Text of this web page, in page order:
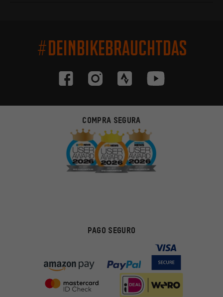
#DEINBIKEBRAUCHTDAS
COMPRA SEGURA
PAGO SEGURO